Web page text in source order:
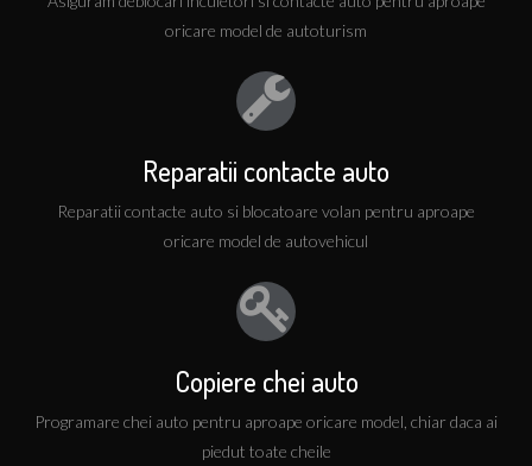
oricare model de autoturism
Reparatii contacte auto
Reparatii contacte auto si blocatoare volan pentru aproape
oricare model de autovehicul
Copiere chei auto
Programare chei auto pentru aproape oricare model, chiar daca ai
piedut toate cheile
Disponibili pentru urgente oricand
Deblocari incuietori, Clonare chei, Programare chei
O usa blocata inseamna ca problema este critica pentru
dumneavoastra. Va putem oferi solutii imediate,
programul de functionare in regim de urgente fiind 24
Distribuitori de tehnica si materiale